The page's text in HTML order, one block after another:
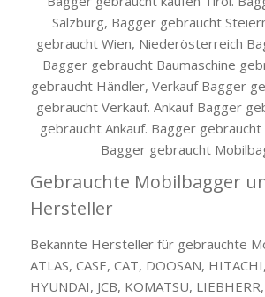
Gebrauchte Mobilbagger
Hersteller
Bekannte Hersteller für gebrauchte
ATLAS, CASE, CAT, DOOSAN,
HYUNDAI, JCB, KOMATSU,